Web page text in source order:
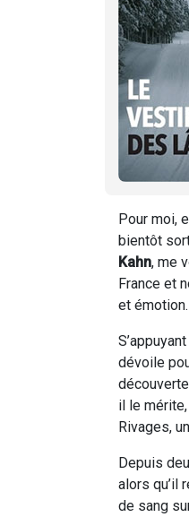
Pour moi,
bientôt
Kahn, me
France et
et émotion.
dévoile
il le
Rivages,
Depuis
alors qu’il
de sang